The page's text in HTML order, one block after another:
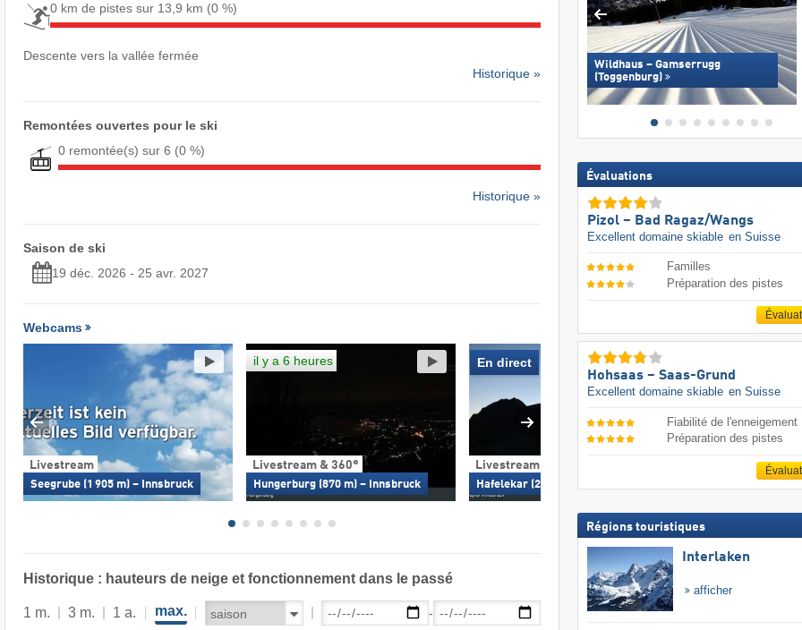
0 km de pistes sur 13,9 km (0 %)
Descente vers la vallée fermée
Historique »
Remontées ouvertes pour le ski
0 remontée(s) sur 6 (0 %)
Historique »
Saison de ski
19 déc. 2026 - 25 avr. 2027
Webcams
Livestream
Seegrube (1 905 m) – Innsbruck
Livestream & 360°
Hungerburg (870 m) – Innsbruck
il y a 6 heures
Livestream & 360°
Hafelekar (2 256 m) – Innsbruck
En direct
Nordkette -
Historique : hauteurs de neige et fonctionnement dans le passé
1 m. 3 m. 1 a. max. -
Wildhaus – Gamserrugg
(Toggenburg)
Évaluations
Pizol – Bad Ragaz/​Wangs
Excellent domaine skiable en Suisse
Familles
Préparation des pistes
Hohsaas – Saas-Grund
Excellent domaine skiable en Suisse
Fiabilité de l'enneigement
Préparation des pistes
Régions touristiques
Interlaken
afficher